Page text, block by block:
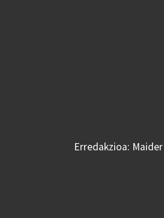
Erredakzioa: